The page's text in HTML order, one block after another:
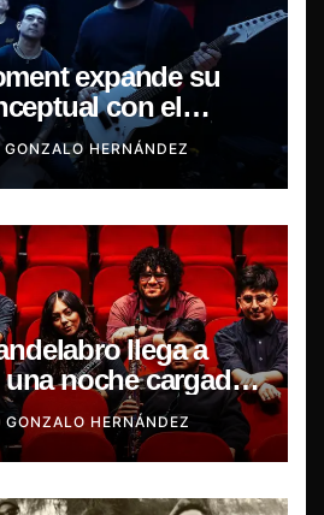
expande su
con el
Reality”
GONZALO HERNÁNDEZ
llega a
noche cargada
GONZALO HERNÁNDEZ